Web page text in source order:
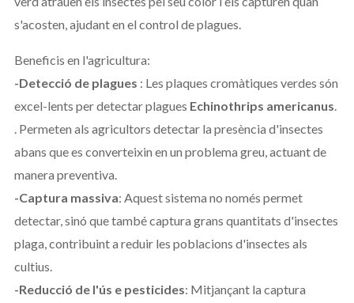
s'acosten, ajudant en el control de plagues.
Beneficis en l'agricultura:
-Detecció de plagues : Les plaques cromàtiques verdes són
excel-lents per detectar plagues Echinothrips americanus
. Permeten als agricultors detectar la presència d'insectes
abans que es converteixin en un problema greu, actuant de
manera preventiva.
-Captura massiva: Aquest sistema no només permet
detectar, sinó que també captura grans quantitats d'insectes
plaga, contribuint a reduir les poblacions d'insectes als
cultius.
-Reducció de l'ús e pesticides: Mitjançant la captura